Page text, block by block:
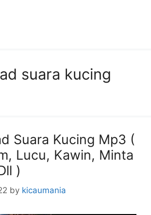
suara kucing
Suara Kucing Mp3 (
Lucu, Kawin, Minta
)
by kicaumania